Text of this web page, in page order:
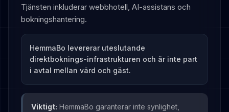
Tjänsten inkluderar webbhotell, AI-assistans och
bokningshantering.
HemmaBo levererar uteslutande
direktboknings-infrastrukturen och är inte part
i avtal mellan värd och gäst.
Viktigt: HemmaBo garanterar inte synlighet,